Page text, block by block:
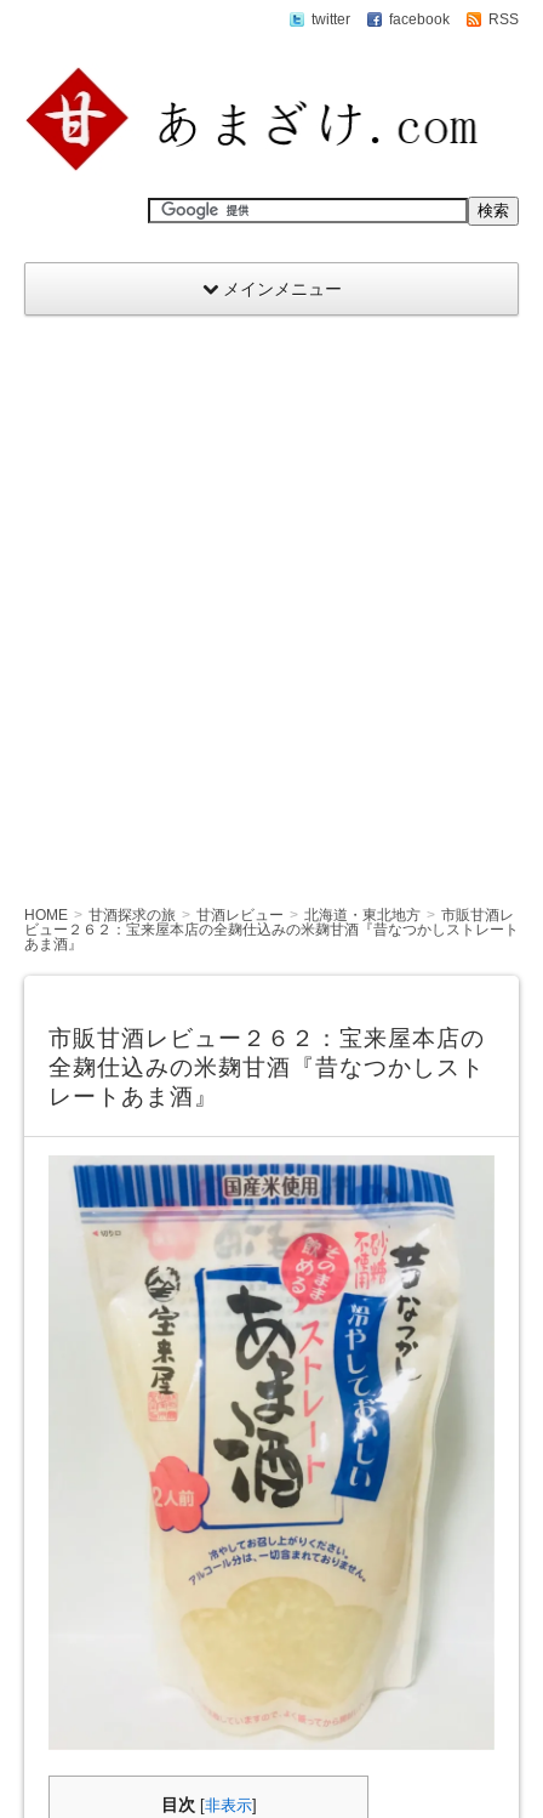
twitter facebook RSS
メインメニュー
HOME 甘酒探求の旅 甘酒レビュー 北海道・東北地方
市販甘酒レ
ビュー２６２：宝来屋本店の全麹仕込みの米麹甘酒『昔なつかしストレート
あま酒』
市販甘酒レビュー２６２：宝来屋本店の
全麹仕込みの米麹甘酒『昔なつかしスト
レートあま酒』
目次 非表示]